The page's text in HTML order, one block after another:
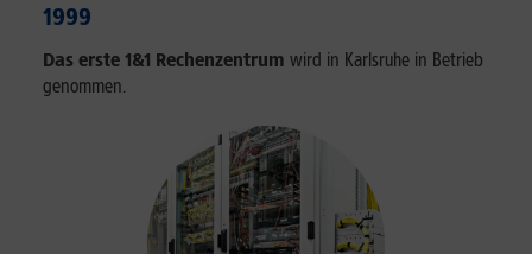
1999
Das erste 1&1 Rechenzentrum wird in Karlsruhe in Betrieb
genommen.